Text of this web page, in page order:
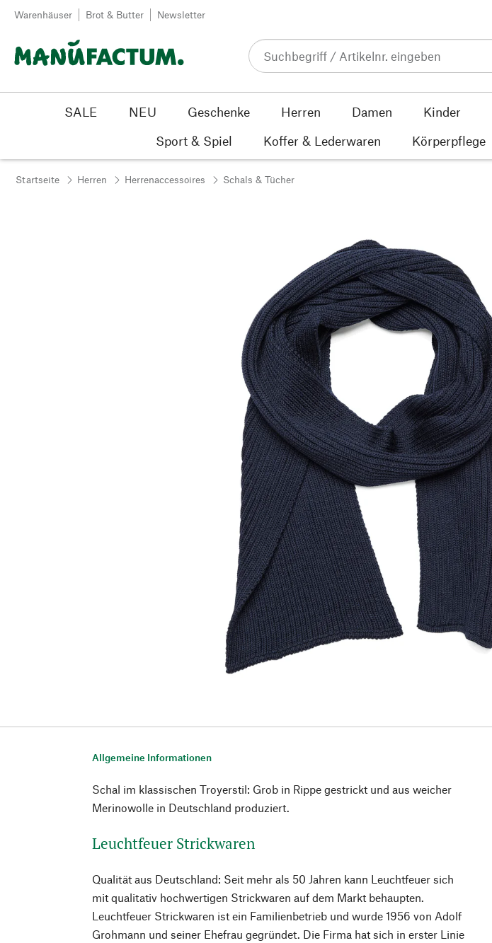
Zum Inhalt springen
Warenhäuser Brot & Butter Newsletter
SALE NEU Geschenke Herren Damen Kinder
Sport & Spiel
Koffer & Lederwaren Körperpflege
Startseite Herren Herrenaccessoires Schals & Tücher
Allgemeine Informationen
Schal im klassischen Troyerstil: Grob in Rippe gestrickt und aus weicher
Merinowolle in Deutschland produziert.
Leuchtfeuer Strickwaren
Qualität aus Deutschland: Seit mehr als 50 Jahren kann Leuchtfeuer sich
mit qualitativ hochwertigen Strickwaren auf dem Markt behaupten.
Leuchtfeuer Strickwaren ist ein Familienbetrieb und wurde 1956 von Adolf
Grohmann und seiner Ehefrau gegründet. Die Firma hat sich in erster Linie